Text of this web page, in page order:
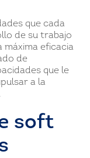
que cada
de su trabajo
eficacia
de
que le
a la
soft